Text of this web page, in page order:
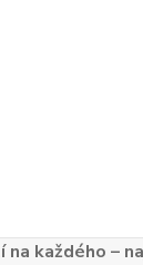
každého –